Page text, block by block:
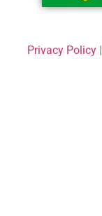
Privacy Policy|